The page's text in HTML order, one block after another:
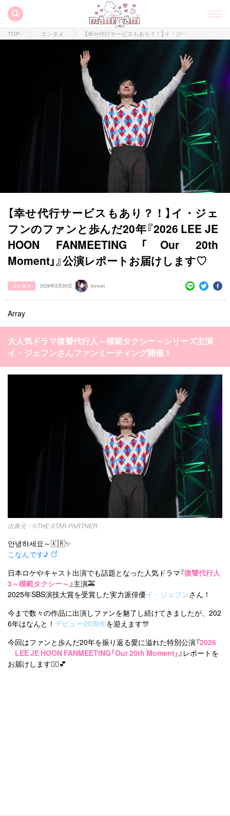
すべての記事
manimani について
オルチャン 韓国トレンド
韓国ファッション 韓国アイドル
コスメ ファッション
韓国メイク
twice 人気 アイドル
かわいい
TOP エンタメ 【幸せ代行サービスもあり？！】イ・ジェフンのファンと歩んだ20年『2026 LEE JE HOON FANMEETING「Our 20th Moment」』公演レポートお届けします♡
【幸せ代行サービスもあり？！】イ・ジェ
フンのファンと歩んだ20年『2026 LEE JE
HOON FANMEETING「Our 20th
Moment」』公演レポートお届けします♡
エンタメ 2026年2月20日 konan
Array
大人気ドラマ復讐代行人～模範タクシー～シリーズ主演
イ・ジェフンさんファンミーティング開催！
©THE STAR PARTNER
안녕하세요～🇰🇷✨
こなんです♪
日本ロケやキャスト出演でも話題となった人気ドラマ『復讐代行人
3～模範タクシー～』主演🚕
2025年SBS演技大賞を受賞した実力派俳優イ・ジェフンさん！
今まで数々の作品に出演しファンを魅了し続けてきましたが、202
6年はなんと！ デビュー20周年を迎えます🎊
今回はファンと歩んだ20年を振り返る愛に溢れた特別公演『2026
LEE JE HOON FANMEETING「Our 20th Moment」』レポートを
お届けします💁‍♀️💕